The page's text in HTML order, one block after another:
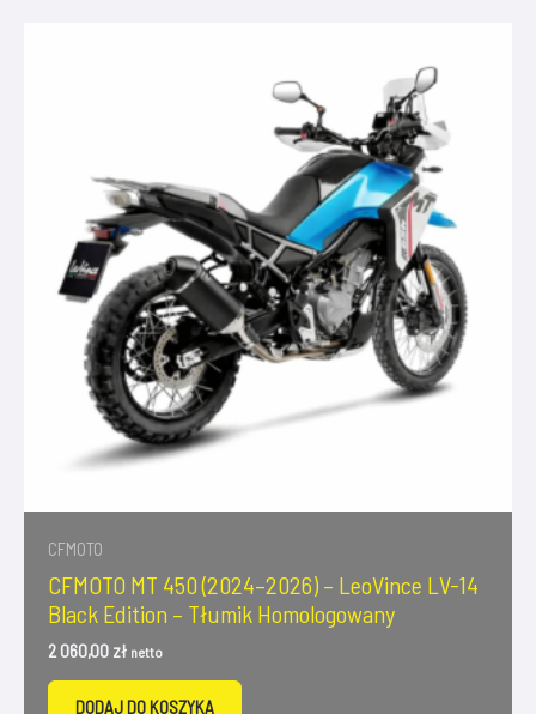
CFMOTO
CFMOTO MT 450 (2024–2026) – LeoVince LV-14
Black Edition – Tłumik Homologowany
2 060,00 zł netto
DODAJ DO KOSZYKA